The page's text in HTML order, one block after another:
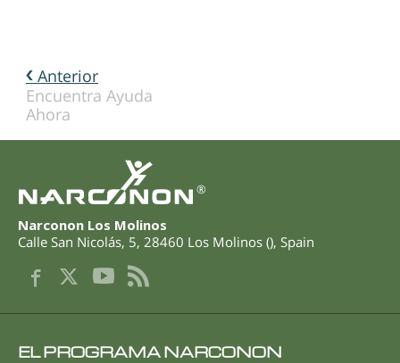
Anterior
Encuentra Ayuda
Ahora
®
Narconon Los Molinos
Calle San Nicolás, 5, 28460 Los Molinos (), Spain
EL PROGRAMA NARCONON